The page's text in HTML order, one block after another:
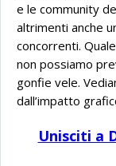
e le community
altrimenti anche
concorrenti.
non possiamo
gonfie vele.
dall’impatto
Unisciti a